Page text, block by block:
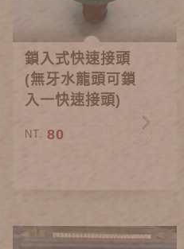
鎖入式快速接頭
(無牙水龍頭可鎖
入一快速接頭)
NT. 80